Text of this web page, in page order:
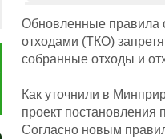
Обновленные правила
отходами (ТКО)
собранные отходы и
Как уточнили в
проект
Согласно новым